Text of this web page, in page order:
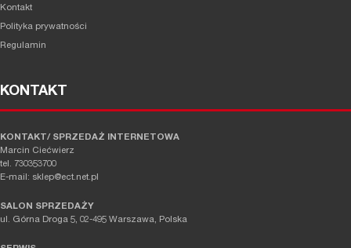
Kontakt
Polityka prywatności
Regulamin
KONTAKT
KONTAKT/ SPRZEDAŻ INTERNETOWA
Marcin Ciećwierz
tel. 730353700
E-mail: sklep@ect.net.pl
SALON SPRZEDAŻY
ul. Górna Droga 5, 02-495 Warszawa, Polska